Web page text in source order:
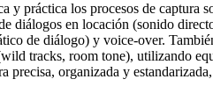
y práctica los procesos de captura
diálogos en locación (sonido
de diálogo) y voice-over.
tracks, room tone), utilizando
precisa, organizada y